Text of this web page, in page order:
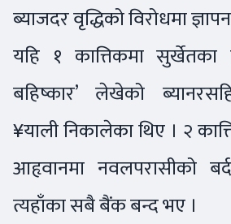
ब्याजदर वृद्धिको विरोधमा
यहि १ कात्तिकमा
बहिष्कार’ लेखेको
¥याली निकालेका थिए । २
आहृवानमा नवलपरासीको
त्यहाँका सबै बैंक बन्द भए ।